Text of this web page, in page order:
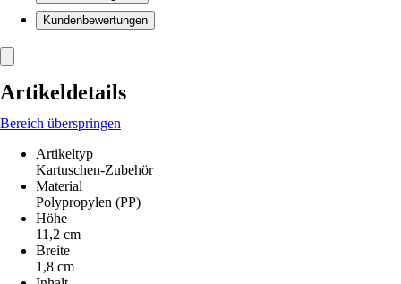
Kundenbewertungen
Artikeldetails
Bereich überspringen
Artikeltyp
Kartuschen-Zubehör
Material
Polypropylen (PP)
Höhe
11,2 cm
Breite
1,8 cm